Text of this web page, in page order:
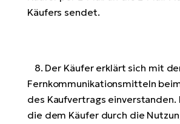
Käufers sendet.
8. Der Käufer erklärt sich mit
Fernkommunikationsmitteln
des Kaufvertrags einverstanden.
die dem Käufer durch die